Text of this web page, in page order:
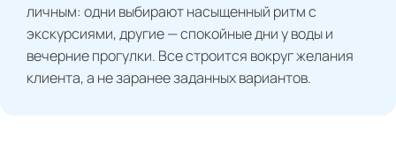
личным: одни выбирают насыщенный ритм с
экскурсиями, другие — спокойные дни у воды и
вечерние прогулки. Все строится вокруг желания
клиента, а не заранее заданных вариантов.